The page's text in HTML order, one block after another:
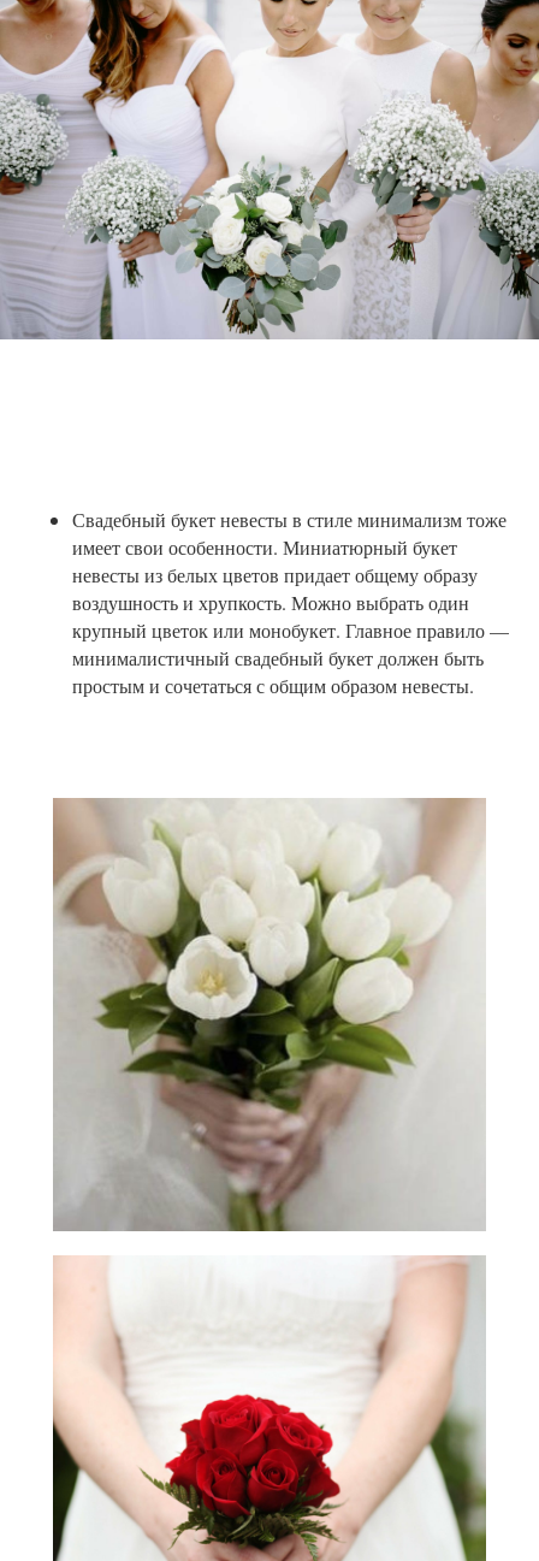
Свадебный букет невесты в стиле минимализм тоже
имеет свои особенности. Миниатюрный букет
невесты из белых цветов придает общему образу
воздушность и хрупкость. Можно выбрать один
крупный цветок или монобукет. Главное правило —
минималистичный свадебный букет должен быть
простым и сочетаться с общим образом невесты.